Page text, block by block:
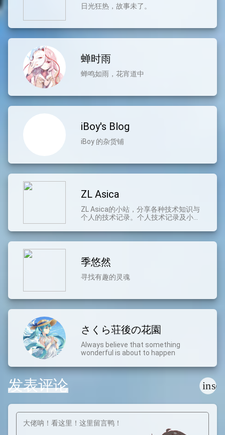
日光狂热，故事未了。
蝉时雨
蝉鸣如雨，花宵道中
iBoy's Blog
iBoy 的杂货铺
ZL Asica
ZL Asica的小站，分享各种技术知识与
个人的技术记录。个人技术记录及小技
识，喜欢的话欢迎点进来康康(*≧∪≦)
季悠然
寻找有趣的灵魂
さくら荘後の花園
Always believe that something
wonderful is about to happen
发表评论